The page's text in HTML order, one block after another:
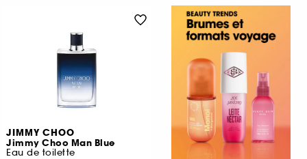
JIMMY CHOO
Jimmy Choo Man Blue
Eau de toilette